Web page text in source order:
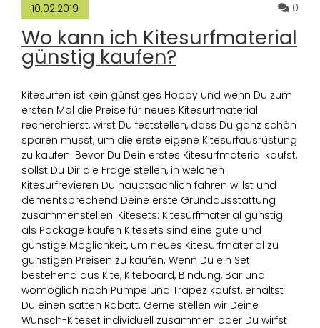
10.02.2019 0
Wo kann ich Kitesurfmaterial
günstig kaufen?
Kitesurfen ist kein günstiges Hobby und wenn Du zum
ersten Mal die Preise für neues Kitesurfmaterial
recherchierst, wirst Du feststellen, dass Du ganz schön
sparen musst, um die erste eigene Kitesurfausrüstung
zu kaufen. Bevor Du Dein erstes Kitesurfmaterial kaufst,
sollst Du Dir die Frage stellen, in welchen
Kitesurfrevieren Du hauptsächlich fahren willst und
dementsprechend Deine erste Grundausstattung
zusammenstellen. Kitesets: Kitesurfmaterial günstig
als Package kaufen Kitesets sind eine gute und
günstige Möglichkeit, um neues Kitesurfmaterial zu
günstigen Preisen zu kaufen. Wenn Du ein Set
bestehend aus Kite, Kiteboard, Bindung, Bar und
womöglich noch Pumpe und Trapez kaufst, erhältst
Du einen satten Rabatt. Gerne stellen wir Deine
Wunsch-Kiteset individuell zusammen oder Du wirfst